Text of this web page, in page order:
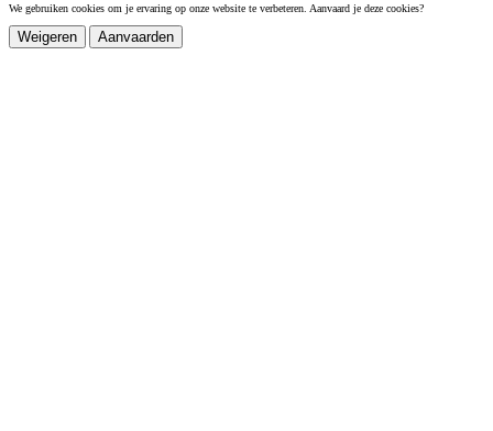
We gebruiken cookies om je ervaring op onze website te verbeteren. Aanvaard je deze cookies?
Weigeren Aanvaarden